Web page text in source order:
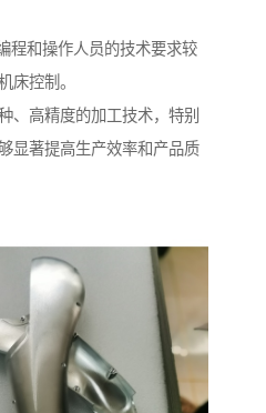
程和操作人员的技术要求较
床控制。
、高精度的加工技术，特别
显著提高生产效率和产品质